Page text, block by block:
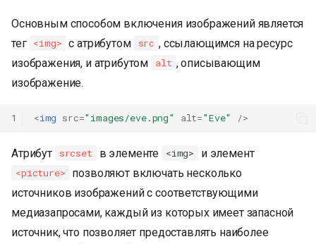
я
п
о
с
Основным способом включения изображений является
тег <img> с атрибутом src , ссылающимся на ресурс
изображения, и атрибутом
alt , описывающим
изображение.
1 <img src="images/eve.png" alt="Eve" />
Атрибут srcset в элементе <img> и элемент
<picture>
позволяют включать несколько
источников изображений с соответствующими
медиазапросами, каждый из которых имеет запасной
источник, что позволяет предоставлять наиболее